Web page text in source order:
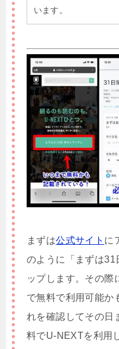
います。
まずは公式サイト に
のように「まずは31
ップします。その際
で無料で利用可能か
れを確認してその日
料でU-NEXTを利用